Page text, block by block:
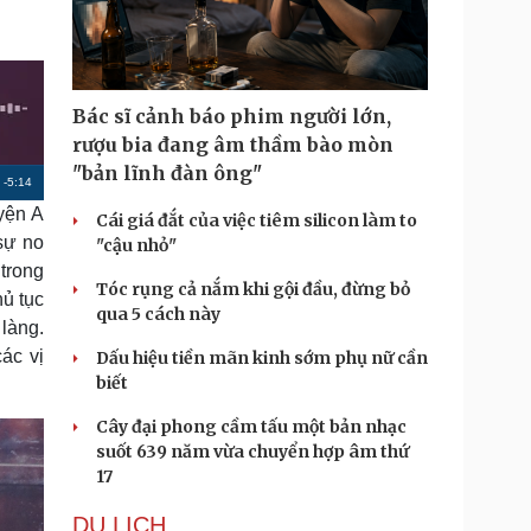
Doanh nghiệp 24h
Doanh nhân
cộng đồng
Tin Công nghệ
Trải nghiệm
Chuyển đổi số
lịch
Săn Tour
in
Podcast
Đọc truyện đêm khuya
Cửa sổ tình yêu
Kể chuyện cho bé
R
e
m
a
i
n
g
-5:14
A
no
tục
vị
Bác sĩ cảnh báo phim người lớn,
rượu bia đang âm thầm bào mòn
"bản lĩnh đàn ông"
Cái giá đắt của việc tiêm silicon làm to
"cậu nhỏ"
Tóc rụng cả nắm khi gội đầu, đừng bỏ
qua 5 cách này
Dấu hiệu tiền mãn kinh sớm phụ nữ cần
biết
Cây đại phong cầm tấu một bản nhạc
suốt 639 năm vừa chuyển hợp âm thứ
17
DU LỊCH